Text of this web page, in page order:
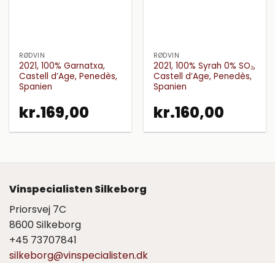
RØDVIN
2021, 100% Garnatxa,
Castell d’Age, Penedès,
Spanien
kr.169,00
RØDVIN
2021, 100% Syrah 0% SO₂,
Castell d’Age, Penedès,
Spanien
kr.160,00
Vinspecialisten Silkeborg
Priorsvej 7C
8600 Silkeborg
+45 73707841
silkeborg@vinspecialisten.dk